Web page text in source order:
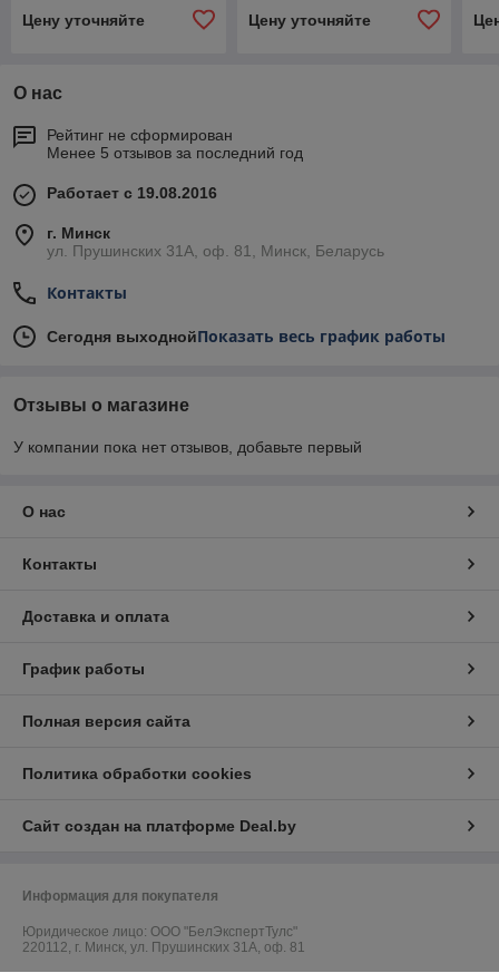
Цену уточняйте Цену уточняйте
О нас
Рейтинг не сформирован
Менее 5 отзывов за последний год
Работает с 19.08.2016
г. Минск
ул. Прушинских 31А, оф. 81, Минск, Беларусь
Контакты
Сегодня выходнойПоказать весь график работы
Отзывы о магазине
У компании пока нет отзывов, добавьте первый
О нас
Контакты
Доставка и оплата
График работы
Полная версия сайта
Политика обработки cookies
Сайт создан на платформе Deal.by
Информация для покупателя
Юридическое лицо: ООО "БелЭкспертТулс"
220112, г. Минск, ул. Прушинских 31А, оф. 81